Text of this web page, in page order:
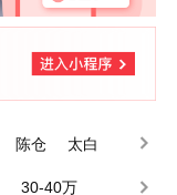
陈仓
太白
30-40万